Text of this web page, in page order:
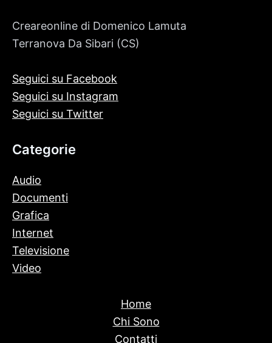
Creareonline di Domenico Lamuta
Terranova Da Sibari (CS)
Seguici su Facebook
Seguici su Instagram
Seguici su Twitter
Categorie
Audio
Documenti
Grafica
Internet
Televisione
Video
Home
Chi Sono
Contatti